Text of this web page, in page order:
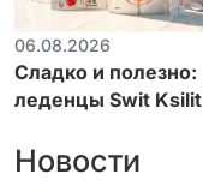
06.08.2026
Сладко и полезно:
леденцы Swit Ksilit
Новости